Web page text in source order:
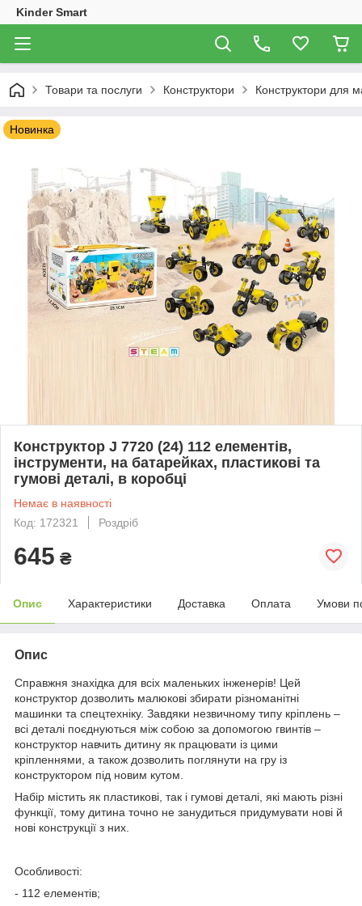
Kinder Smart
Товари та послуги Конструктори Конструктори для
Новинка
Конструктор J 7720 (24) 112 елементів,
інструменти, на батарейках, пластикові та
гумові деталі, в коробці
Немає в наявності
Код: 172321
Роздріб
645 ₴
Опис Характеристики Доставка Оплата Умови
Опис
Справжня знахідка для всіх маленьких інженерів! Цей
конструктор дозволить малюкові збирати різноманітні
машинки та спецтехніку. Завдяки незвичному типу кріплень –
всі деталі поєднуються між собою за допомогою гвинтів –
конструктор навчить дитину як працювати із цими
кріпленнями, а також дозволить поглянути на гру із
конструктором під новим кутом.
Набір містить як пластикові, так і гумові деталі, які мають різні
функції, тому дитина точно не занудиться придумувати нові й
нові конструкції з них.
Особливості:
- 112 елементів;